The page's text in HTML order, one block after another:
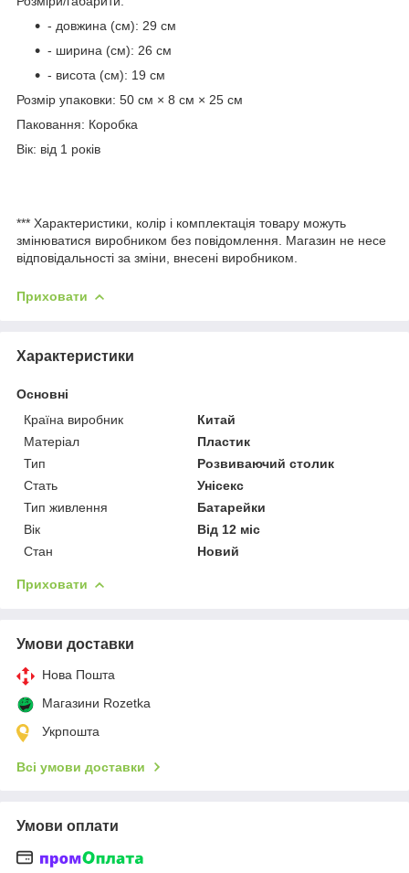
- довжина (см): 29 см
- ширина (см): 26 см
- висота (см): 19 см
Розмір упаковки: 50 см × 8 см × 25 см
Паковання: Коробка
Вік: від 1 років
*** Характеристики, колір і комплектація товару можуть
змінюватися виробником без повідомлення. Магазин не несе
відповідальності за зміни, внесені виробником.
Приховати
Характеристики
Основні
Країна виробник
Китай
Матеріал
Пластик
Тип
Розвиваючий столик
Стать
Унісекс
Тип живлення
Батарейки
Вік
Від 12 міс
Стан
Новий
Приховати
Умови доставки
Нова Пошта
Магазини Rozetka
Укрпошта
Всі умови доставки
Умови оплати